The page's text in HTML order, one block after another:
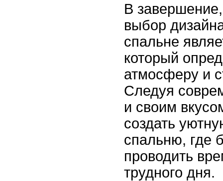
В завершение,
выбор
спальне
который
атмосферу и
Следуя
и своим
создать
спальню, где
проводить
трудного дня.